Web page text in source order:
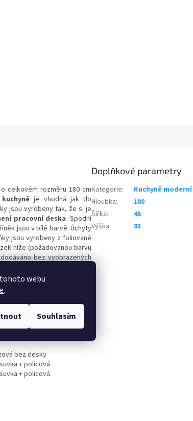
webu
.
Souhlasím
celkovém rozměru 180 cm
je vhodná jak do
jsou vyrobeny tak, že si je
pracovní deska. Spodní
jsou v bílé barvě. Úchyty
jsou vyrobeny z foliované
níže (požadovanou barvu
bez vyobrazených
bez desky
+ policová
+ policová
Doplňkové parametry
Kategorie:
Kuchyně moderní
Hloubka:
180
Šířka:
45
Výška: 83